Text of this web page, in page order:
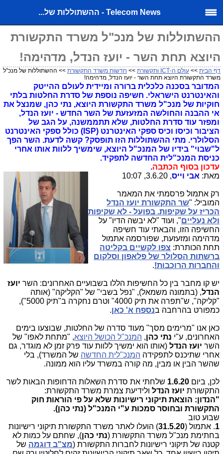
Telecom News - ההשתוללות של...
ההשתוללות של מנכ"ל משרד התקשורת
היוצא תחת השר - יועז הנדל, מדהימה!
דף הבית >> עולם ה-ICT ותקשורת >> חדשות משרד התקשורת >> ההשתוללות של מנכ"ל
משרד התקשורת היוצא תחת השר - יועז הנדל, מדהימה!
המדובר בסכנה כלכלית ברורה ומיידית לעולם ההייטק
והאינטרנט הישראלי. חשיפה נוספת של סדרת החלטות בלתי
חוקיות של מנכ"ל משרד התקשורת היוצא, נתי כהן, שמנצל את
אי ההבנה והחולשה המזעזעת של השר החדש - יועז הנדל,
ומפזר עוד סדרת החלטות, שלא תתממשנה, על הגב של
הציבור וכיסו וכיס ספקי האינטרנט (ISP) כולל ספקי האינטרנט
הסלולרי. מתי ההשתוללות הזו תופסק? קשה לדעת. השר הפך
ל"שבוי" בידיו של המנכ"ל היוצא, שימשיך ללוות אותו אחרי
כניסת המנכ"לית החדשה לתפקיד.
עדכון בסוף הכתבה.
מאת: אבי וייס, 3.6.20, 10:07
רק אתמול פרסמתי את המאמר
המוביל: "שר התקשורת יועז הנדל
הכריז על שקיפות. בפועל - לא שקיפות
ולא נעליים", ועוד "לא יבשה הדיו" על
החשיפה הזו, והבאתי עוד חשיפה
מדהימה ומזעזעת, שפורסמה אתמול
תחת הכותרת: צפו לקשיים בקליטה
ברשתות הסלולר של פלאפון וסלקום
והחברות הרוכבות!.
יש קו מחבר בין כל החשיפות הללו בשבועיים האחרונים: השר יועז
הנדל, (בתמונה משמאל), "נפל בשבי" של "הקליקה" (אותה
"קליקה", ש"תפרה את תיק 4000" וטרם נחקרה ב"תיק 5000"),
כמפורט בהרחבה בנספח א' כאן.
כאן אנו "מרימים מסך" מעוד סדרה של החלטות, שבוצעו בימים
האחרונים, ע"י נתי כהן, המנכ"ל הכושל היוצא, "מתחת לאפו" של
השר יועז הנדל (אותו הוא ימשיך ללוות עוד פרק זמן לא מוגדר, גם
אחרי שתיכנס לתפקידה המנכ"לית החדשה של המשרד), בלי
שהשר הבין או מבין, מה קורה במשרד עליו הוא ממונה.
לכן, ביום 1.6.20 שלחתי את סדרת השאלות הדחופות הבאות לשר
התקשורת יועז הנדל ולידיעת צמרת משרד התקשורת:
"הנדון: הוצאת תיקוני רישיונות שלא על פי הוראות חוק
התקשורת ובחוסר סמכות ע"י המנכ"ל (נתי כהן).
שבוע טוב
1. אתמול (31.5.20) הועלו לאתר משרד התקשורת תיקוני רישיונות
בחתימת מנכ"ל משרד התקשורת (נתי כהן), שחתם על כמות לא
קטנה של תיקוני רישיונות לחברות התקשורת (מצ"ב דוגמה של